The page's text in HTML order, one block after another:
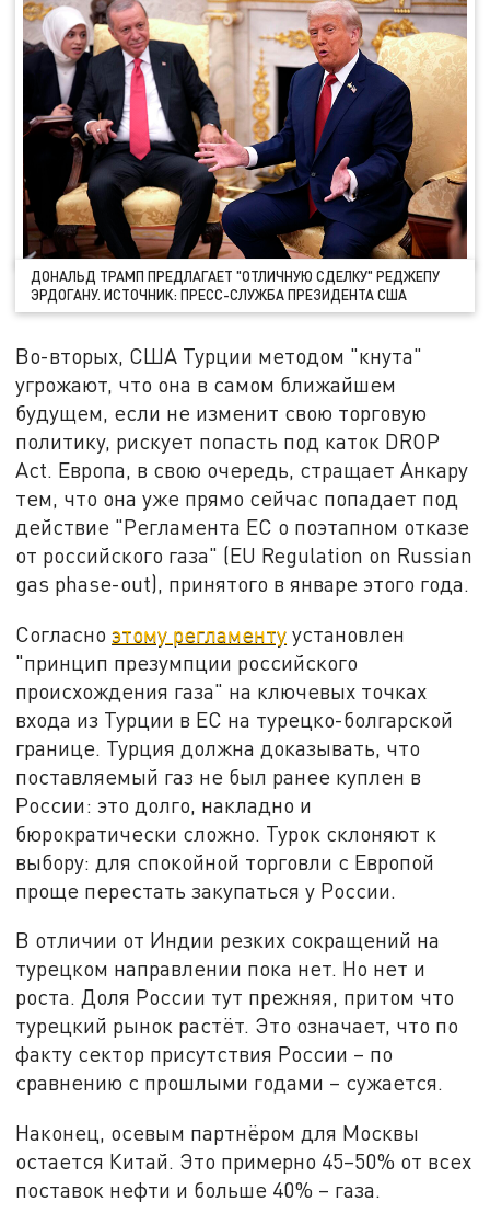
ДОНАЛЬД ТРАМП ПРЕДЛАГАЕТ "ОТЛИЧНУЮ СДЕЛКУ" РЕДЖЕПУ
ЭРДОГАНУ. ИСТОЧНИК: ПРЕСС-СЛУЖБА ПРЕЗИДЕНТА США
Во-вторых, США Турции методом "кнута"
угрожают, что она в самом ближайшем
будущем, если не изменит свою торговую
политику, рискует попасть под каток DROP
Act. Европа, в свою очередь, стращает Анкару
тем, что она уже прямо сейчас попадает под
действие "Регламента ЕС о поэтапном отказе
от российского газа" (EU Regulation on Russian
gas phase-out), принятого в январе этого года.
Согласноэтому регламенту установлен
"принцип презумпции российского
происхождения газа" на ключевых точках
входа из Турции в ЕС на турецко-болгарской
границе. Турция должна доказывать, что
поставляемый газ не был ранее куплен в
России: это долго, накладно и
бюрократически сложно. Турок склоняют к
выбору: для спокойной торговли с Европой
проще перестать закупаться у России.
В отличии от Индии резких сокращений на
турецком направлении пока нет. Но нет и
роста. Доля России тут прежняя, притом что
турецкий рынок растёт. Это означает, что по
факту сектор присутствия России – по
сравнению с прошлыми годами – сужается.
Наконец, осевым партнёром для Москвы
остается Китай. Это примерно 45–50% от всех
поставок нефти и больше 40% – газа.